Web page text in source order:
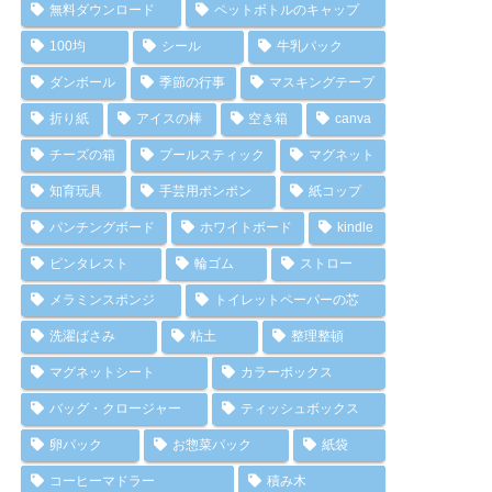
無料ダウンロード ペットボトルのキャップ
100均 シール 牛乳パック
ダンボール 季節の行事 マスキングテープ
折り紙 アイスの棒 空き箱 canva
チーズの箱 プールスティック マグネット
知育玩具 手芸用ポンポン 紙コップ
パンチングボード ホワイトボード kindle
ピンタレスト 輪ゴム ストロー
メラミンスポンジ トイレットペーパーの芯
洗濯ばさみ 粘土 整理整頓
マグネットシート カラーボックス
バッグ・クロージャー ティッシュボックス
卵パック お惣菜パック 紙袋
コーヒーマドラー 積み木